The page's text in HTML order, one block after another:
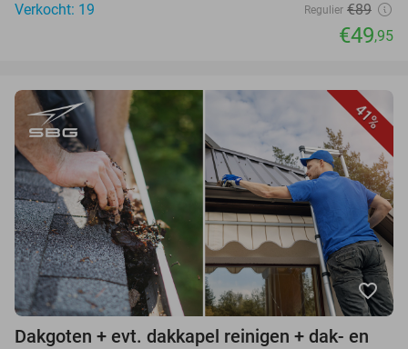
Verkocht: 19 Regulier €89
€49,95
41%
favorite_border
Dakgoten + evt. dakkapel reinigen + dak- en